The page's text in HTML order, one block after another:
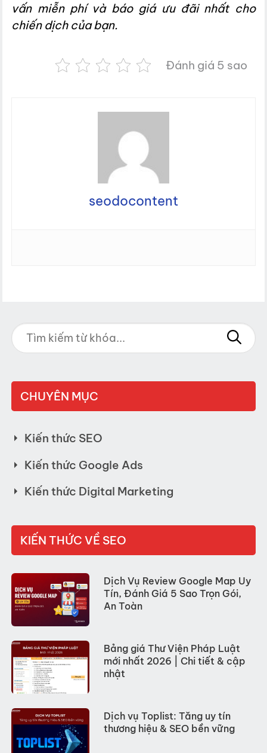
vấn miễn phí và báo giá ưu đãi nhất cho
chiến dịch của bạn.
Đánh giá 5 sao
seodocontent
CHUYÊN MỤC
Kiến thức SEO
Kiến thức Google Ads
Kiến thức Digital Marketing
KIẾN THỨC VỀ SEO
Dịch Vụ Review Google Map Uy
Tín, Đánh Giá 5 Sao Trọn Gói,
An Toàn
Bảng giá Thư Viện Pháp Luật
mới nhất 2026 | Chi tiết & cập
nhật
Dịch vụ Toplist: Tăng uy tín
thương hiệu & SEO bền vững